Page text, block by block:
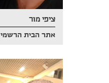
ציפי מור
אתר הבית הרשמי